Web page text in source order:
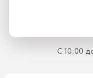
С 10:00